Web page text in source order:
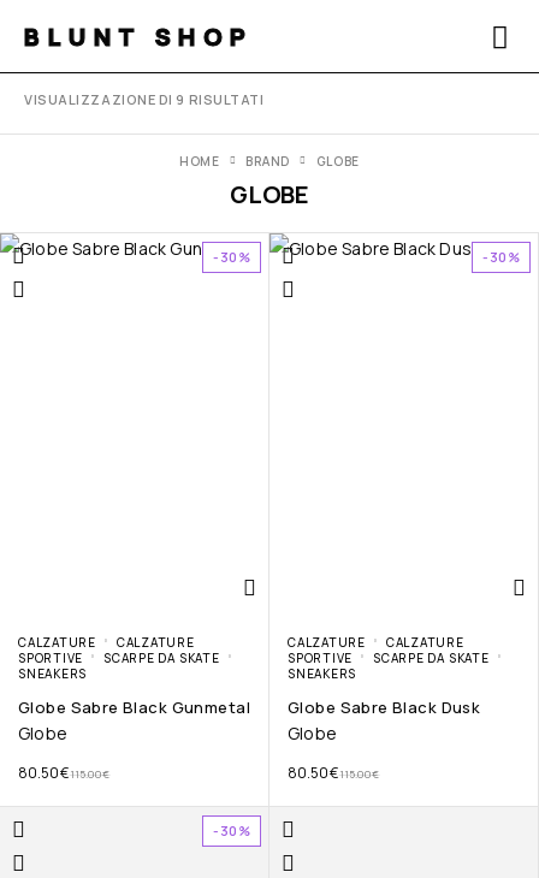
BLUNT SHOP
VISUALIZZAZIONE DI 9 RISULTATI
GLOBE
HOME BRAND GLOBE
-30%
CALZATURE
CALZATURE
SPORTIVE
SCARPE DA SKATE
SNEAKERS
Globe Sabre Black Gunmetal
Globe
115.00€
80.50€
-30%
CALZATURE
CALZATURE
SPORTIVE
SCARPE DA SKATE
SNEAKERS
Globe Sabre Black Dusk
Globe
115.00€
80.50€
-30%